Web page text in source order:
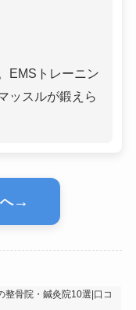
EMSトレーニン
ッスルが鍛えら
→
整骨院・鍼灸院10選|口コ